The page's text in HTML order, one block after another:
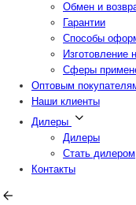
Обмен и
Гарантии
Способы
Изготовление
Сферы
Оптовым
Наши клиенты
Дилеры
Дилеры
Стать дилером
Контакты